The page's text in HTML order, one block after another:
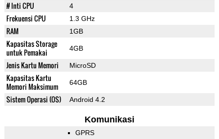
# Inti CPU 4
Frekuensi CPU 1.3 GHz
RAM 1GB
Kapasitas Storage
untuk Pemakai
4GB
Jenis Kartu Memori MicroSD
Kapasitas Kartu
Memori Maksimum
64GB
Sistem Operasi (OS) Android 4.2
Komunikasi
GPRS